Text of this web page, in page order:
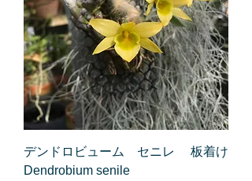
デンドロビューム セニレ 板着け
Dendrobium senile